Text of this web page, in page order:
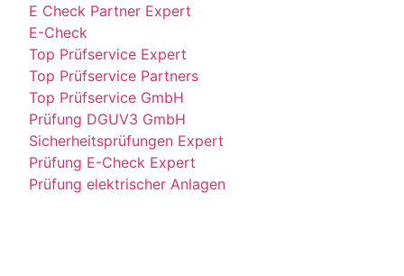
E Check Partner Expert
E-Check
Top Prüfservice Expert
Top Prüfservice Partners
Top Prüfservice GmbH
Prüfung DGUV3 GmbH
Sicherheitsprüfungen Expert
Prüfung E-Check Expert
Prüfung elektrischer Anlagen